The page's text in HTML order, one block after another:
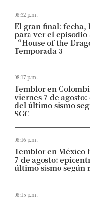
08:32 p.m.
El gran final: fecha,
para ver el episodio
“House of the
Temporada 3
08:17 p.m.
Temblor en
viernes 7 de
del último sismo
SGC
08:16 p.m.
Temblor en México
7 de agosto:
último sismo según
08:15 p.m.